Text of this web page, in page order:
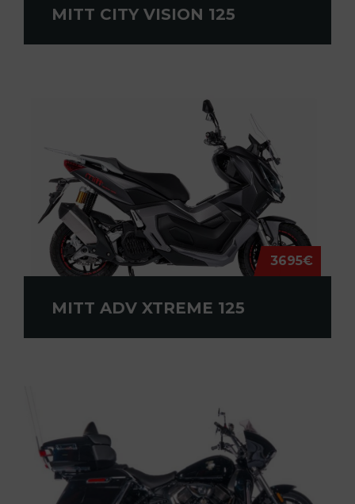
MITT CITY VISION 125
3695€
MITT ADV XTREME 125